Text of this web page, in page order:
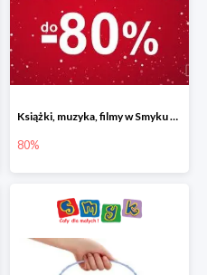
Książki, muzyka, filmy w Smyku do -80%
80%